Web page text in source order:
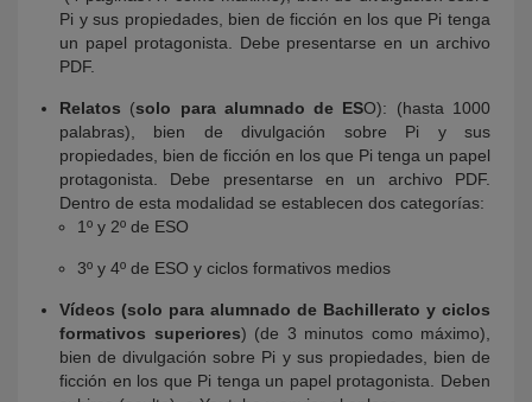
Pi y sus propiedades, bien de ficción en los que Pi tenga
un papel protagonista. Debe presentarse en un archivo
PDF.
Relatos (solo para alumnado de ESO): (hasta 1000
palabras), bien de divulgación sobre Pi y sus
propiedades, bien de ficción en los que Pi tenga un papel
protagonista. Debe presentarse en un archivo PDF.
Dentro de esta modalidad se establecen dos categorías:
1º y 2º de ESO
3º y 4º de ESO y ciclos formativos medios
Vídeos (solo para alumnado de Bachillerato y ciclos
formativos superiores) (de 3 minutos como máximo),
bien de divulgación sobre Pi y sus propiedades, bien de
ficción en los que Pi tenga un papel protagonista. Deben